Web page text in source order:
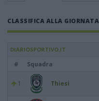
CLASSIFICA ALLA
DIARIOSPORTIVO.IT
#
Squadra
1 Thiesi